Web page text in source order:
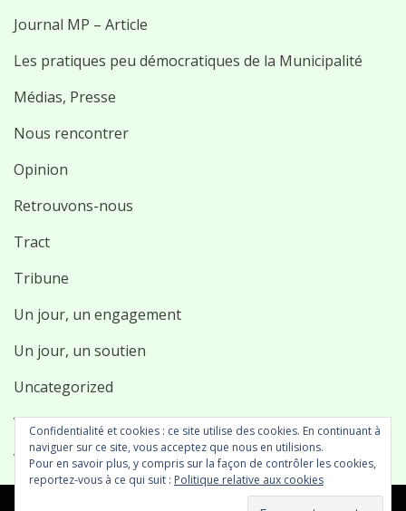
Journal MP – Article
Les pratiques peu démocratiques de la Municipalité
Médias, Presse
Nous rencontrer
Opinion
Retrouvons-nous
Tract
Tribune
Un jour, un engagement
Un jour, un soutien
Uncategorized
Vidéo
Vie associative
Confidentialité et cookies : ce site utilise des cookies. En continuant à
naviguer sur ce site, vous acceptez que nous en utilisions.
Pour en savoir plus, y compris sur la façon de contrôler les cookies,
reportez-vous à ce qui suit : Politique relative aux cookies